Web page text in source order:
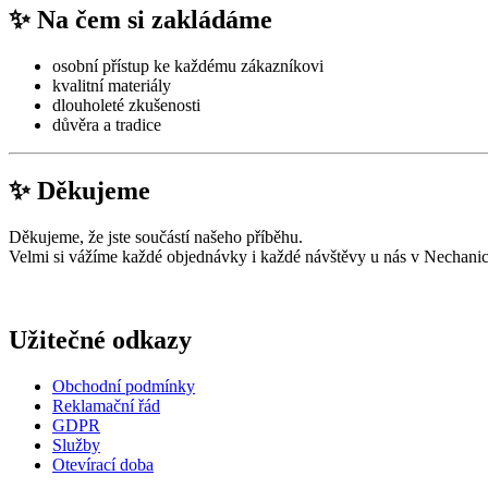
✨ Na čem si zakládáme
osobní přístup ke každému zákazníkovi
kvalitní materiály
dlouholeté zkušenosti
důvěra a tradice
✨ Děkujeme
Děkujeme, že jste součástí našeho příběhu.
Velmi si vážíme každé objednávky i každé návštěvy u nás v
Užitečné odkazy
Obchodní podmínky
Reklamační řád
GDPR
Služby
Otevírací doba